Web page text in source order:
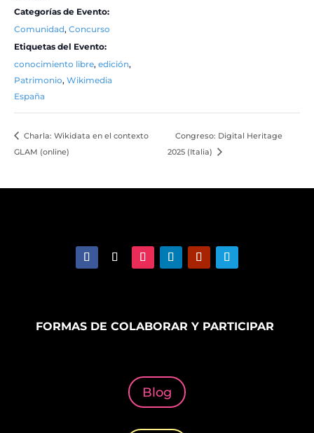
Categorías de Evento:
Comunidad, Concurso
Etiquetas del Evento:
conocimiento libre, edición,
Patrimonio, Wikimedia
España
Charla: Wikidata en el contexto
GLAM (online)
Congreso: Digital Heritage
2025 (Italia)
FORMAS DE COLABORAR Y PARTICIPAR
Blog